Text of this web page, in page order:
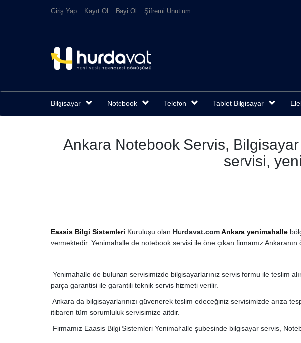
Giriş Yap Kayıt Ol Bayi Ol Şifremi Unuttum
Bilgisayar Notebook Telefon Tablet Bilgisayar
Ankara Notebook Servis,
servisi,
Eaasis Bilgi Sistemleri Kuruluşu olan Hurdavat.comAnkara yenimahalle
vermektedir. Yenimahalle de notebook servisi ile öne çıkan firmamız
Yenimahalle de bulunan servisimizde bilgisayarlarınız servis formu ile teslim
parça garantisi ile garantili teknik servis hizmeti verilir.
Ankara da bilgisayarlarınızı güvenerek teslim edeceğiniz servisimizde arıza
itibaren tüm sorumluluk servisimize aitdir.
Firmamız Eaasis Bilgi Sistemleri Yenimahalle şubesinde bilgisayar servis,